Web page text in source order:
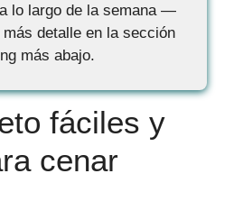
lo largo de la semana —
detalle en la sección
más abajo.
fáciles y
cenar